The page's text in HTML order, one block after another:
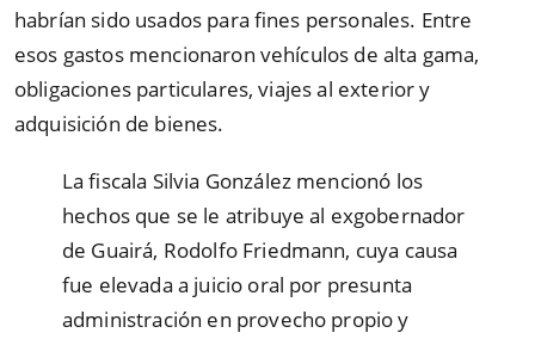
habrían sido usados para fines personales. Entre
esos gastos mencionaron vehículos de alta gama,
obligaciones particulares, viajes al exterior y
adquisición de bienes.
La fiscala Silvia González mencionó los
hechos que se le atribuye al exgobernador
de Guairá, Rodolfo Friedmann, cuya causa
fue elevada a juicio oral por presunta
administración en provecho propio y